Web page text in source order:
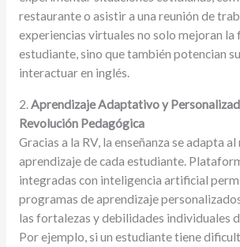
restaurante o asistir a una reunión de
experiencias virtuales no solo mejoran la
estudiante, sino que también potencian
interactuar en inglés.
2.Aprendizaje Adaptativo y
Revolución Pedagógica
Gracias a la RV, la enseñanza se adapta
aprendizaje de cada estudiante.
integradas con inteligencia artificial
programas de aprendizaje
las fortalezas y debilidades individuales
Por ejemplo, si un estudiante tiene